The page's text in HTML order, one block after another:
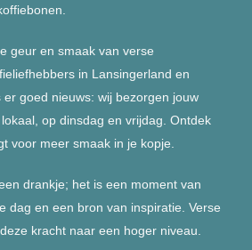
geur en smaak van verse
in Lansingerland en
er goed nieuws: wij bezorgen jouw
op dinsdag en vrijdag. Ontdek
voor meer smaak in je kopje.
drankje; het is een moment van
dag en een bron van inspiratie. Verse
kracht naar een hoger niveau.